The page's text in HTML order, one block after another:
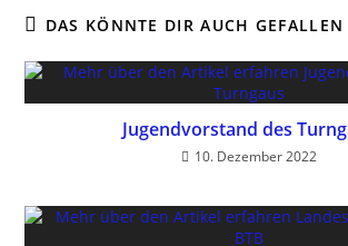
DAS KÖNNTE DIR AUCH GEFALLEN
Jugendvorstand des
10. Dezember 2022